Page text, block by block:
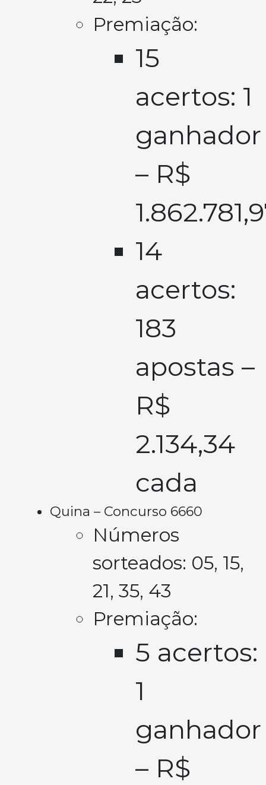
Premiação:
15
acertos: 1
ganhador
– R$
14
acertos:
183
apostas –
R$
2.134,34
cada
Quina – Concurso 6660
Números
sorteados: 05, 15,
21, 35, 43
Premiação:
5 acertos:
1
ganhador
– R$